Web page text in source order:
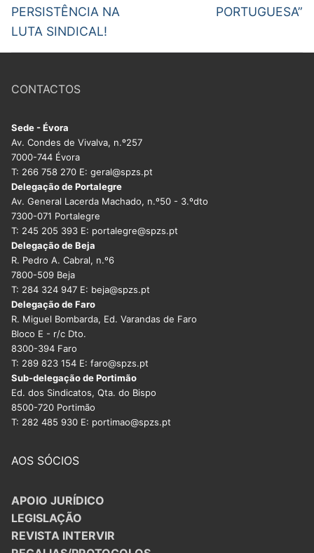
PERSISTÊNCIA NA
LUTA SINDICAL!
PORTUGUESA”
CONTACTOS
Sede - Évora
Av. Condes de Vivalva, n.º257
7000-744 Évora
T: 266 758 270 E: geral@spzs.pt
Delegação de Portalegre
Av. General Lacerda Machado, n.º50 - 3.ºdto
7300-071 Portalegre
T: 245 205 393 E: portalegre@spzs.pt
Delegação de Beja
R. Pedro A. Cabral, n.º6
7800-509 Beja
T: 284 324 947 E: beja@spzs.pt
Delegação de Faro
R. Miguel Bombarda, Ed. Varandas de Faro
Bloco E - r/c Dto.
8300-394 Faro
T: 289 823 154 E: faro@spzs.pt
Sub-delegação de Portimão
Ed. dos Sindicatos, Qta. do Bispo
8500-720 Portimão
T: 282 485 930 E: portimao@spzs.pt
AOS SÓCIOS
APOIO JURÍDICO
LEGISLAÇÃO
REVISTA INTERVIR